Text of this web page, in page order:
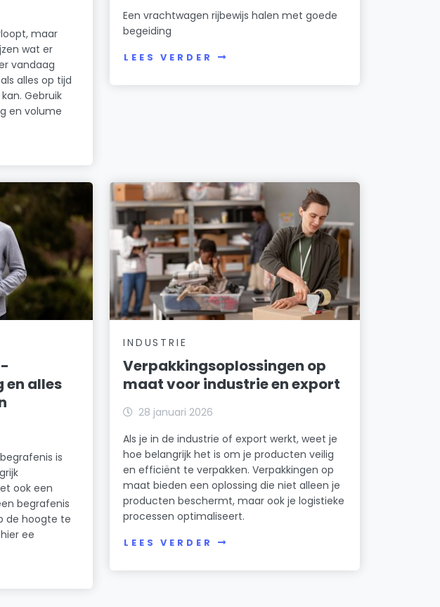
maar
wat er
vandaag
alles op tijd
Gebruik
en volume
Een vrachtwagen rijbewijs halen met goede
begeiding
LEES VERDER
alles
is
ook een
begrafenis
de hoogte te
ee
INDUSTRIE
Verpakkingsoplossingen op
maat voor industrie en export
28 januari 2026
Als je in de industrie of export werkt, weet je
hoe belangrijk het is om je producten veilig
en efficiënt te verpakken. Verpakkingen op
maat bieden een oplossing die niet alleen je
producten beschermt, maar ook je logistieke
processen optimaliseert.
LEES VERDER